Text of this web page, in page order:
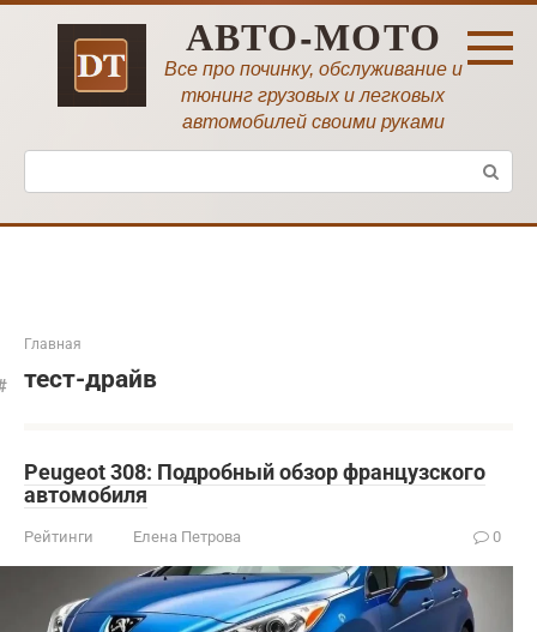
Перейти
АВТО-МОТО
Все про починку, обслуживание и
тюнинг грузовых и легковых
автомобилей своими руками
Поиск:
Главная
тест-драйв
Peugeot 308: Подробный обзор французского
автомобиля
Рейтинги Елена Петрова 0